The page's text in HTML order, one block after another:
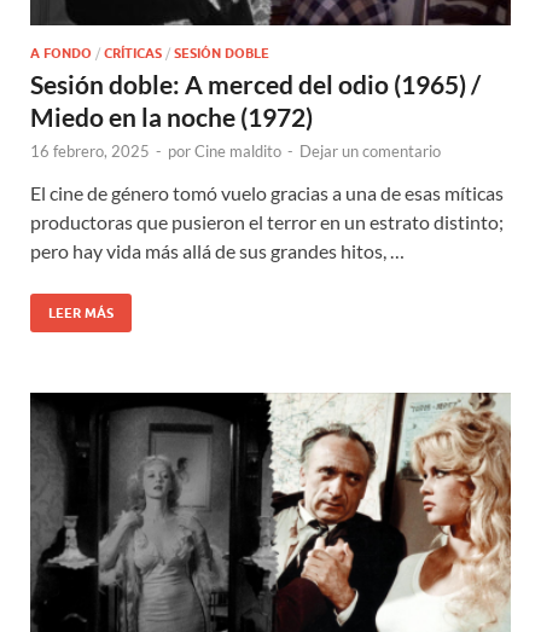
A FONDO / CRÍTICAS / SESIÓN DOBLE
Sesión doble: A merced del odio (1965) /
Miedo en la noche (1972)
16 febrero, 2025 - porCine maldito - Dejar un comentario
El cine de género tomó vuelo gracias a una de esas míticas
productoras que pusieron el terror en un estrato distinto;
pero hay vida más allá de sus grandes hitos, …
LEER MÁS